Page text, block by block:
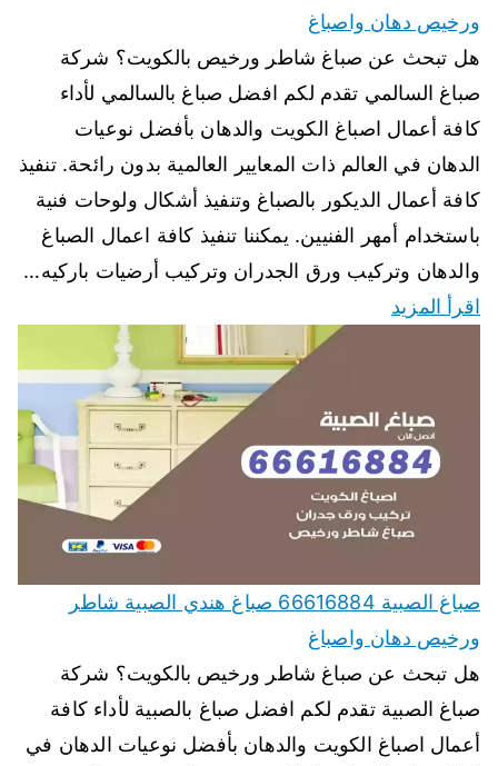
ورخيص دهان واصباغ
هل تبحث عن صباغ شاطر ورخيص بالكويت؟ شركة
صباغ السالمي تقدم لكم افضل صباغ بالسالمي لأداء
كافة أعمال اصباغ الكويت والدهان بأفضل نوعيات
الدهان في العالم ذات المعايير العالمية بدون رائحة. تنفيذ
كافة أعمال الديكور بالصباغ وتنفيذ أشكال ولوحات فنية
باستخدام أمهر الفنيين. يمكننا تنفيذ كافة اعمال الصباغ
والدهان وتركيب ورق الجدران وتركيب أرضيات باركيه…
اقرأ المزيد
صباغ الصبية 66616884 صباغ هندي الصبية شاطر
ورخيص دهان واصباغ
هل تبحث عن صباغ شاطر ورخيص بالكويت؟ شركة
صباغ الصبية تقدم لكم افضل صباغ بالصبية لأداء كافة
أعمال اصباغ الكويت والدهان بأفضل نوعيات الدهان في